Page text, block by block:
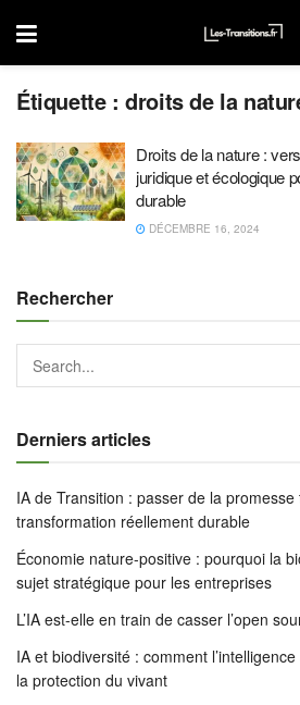
Étiquette :droits de la
Droits de la nature :
juridique et écologique
durable
DÉCEMBRE 16, 2024
Rechercher
Derniers articles
IA de Transition : passer de la
transformation réellement durable
Économie nature-positive : pourquoi la
sujet stratégique pour les entreprises
L’IA est-elle en train de casser l’open
IA et biodiversité : comment
la protection du vivant